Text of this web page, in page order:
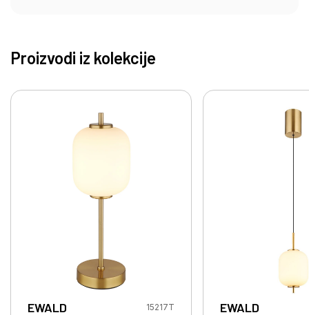
Proizvodi iz kolekcije
EWALD 15217T EWALD